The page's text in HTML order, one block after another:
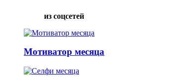
из соцсетей
Мотиватор месяца